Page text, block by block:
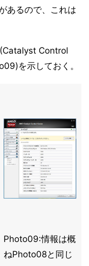
あるので、これは
Control
を示しておく。
Photo09:情報は概
ねPhoto08と同じ